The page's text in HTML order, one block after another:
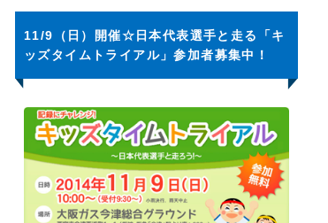
11/9（日）開催☆日本代表選手と走る「キ
ッズタイムトライアル」参加者募集中！